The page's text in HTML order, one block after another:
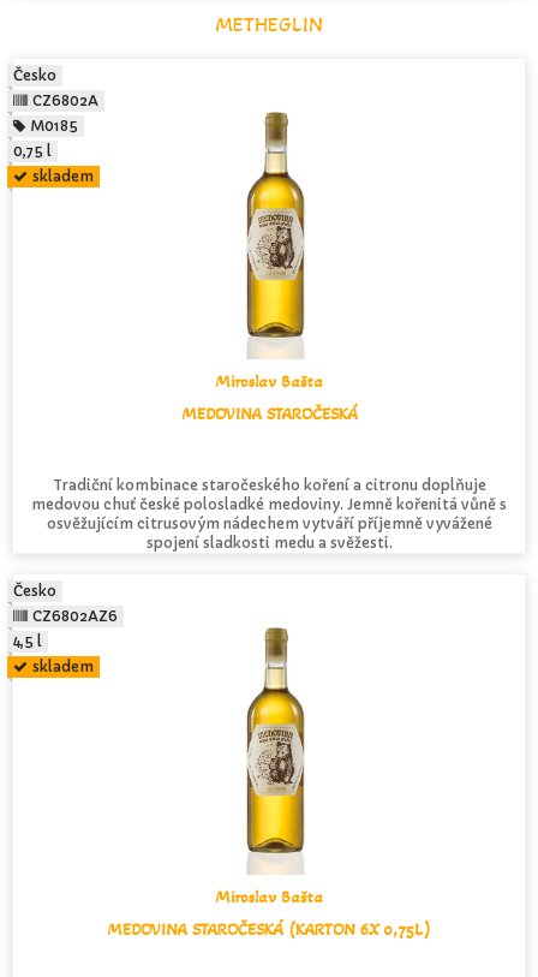
METHEGLIN
Miroslav Bašta
MEDOVINA STAROČESKÁ
Tradiční kombinace staročeského koření a citronu doplňuje
medovou chuť české polosladké medoviny. Jemně kořenitá vůně s
osvěžujícím citrusovým nádechem vytváří příjemně vyvážené
spojení sladkosti medu a svěžesti.
Česko
CZ6802A
M0185
0,75 l
skladem
Miroslav Bašta
MEDOVINA STAROČESKÁ (KARTON 6X 0,75L)
Česko
CZ6802AZ6
4,5 l
skladem